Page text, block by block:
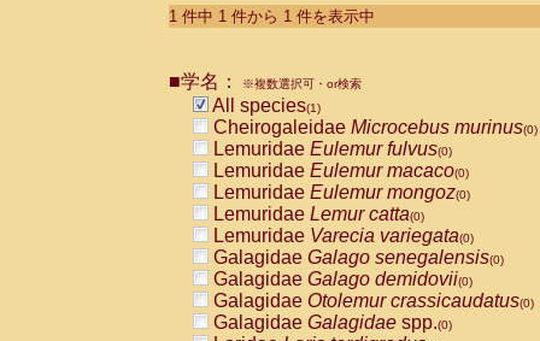
Cebidae Cebus albifrons
CebidaeCebus nigrivittatus
CebidaeCebus
CebidaeSaimiri boliviensis(0)
CebidaeSaimiri sciureus(0)
AtelidaeAlouatta caraya(0)
AtelidaeAlouatta fusca(0)
AtelidaeAlouatta seniculus
AtelidaeAlouattaspp.(0)
AtelidaeAteles belzebuth(0)
AtelidaeAteles geoffroyi(0)
AtelidaeAteles paniscus(0)
AtelidaeAtelesspp.(0)
1 件中 1 件から 1 件を表示中
■学名： ※複数選択可・or検索
All species(1)
Cheirogaleidae Microcebus murinus(0)
Lemuridae Eulemur fulvus(0)
Lemuridae Eulemur macaco(0)
Lemuridae Eulemur mongoz(0)
Lemuridae Lemur catta(0)
Lemuridae Varecia variegata(0)
Galagidae Galago senegalensis(0)
Galagidae Galago demidovii(0)
Galagidae Otolemur crassicaudatus(0)
Galagidae Galagidae spp.(0)